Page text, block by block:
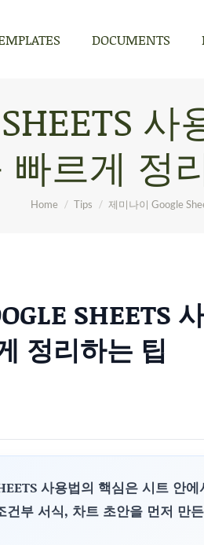
DOCUMENTS
빠르게 정
You are here:
Home Tips 제미나이 Google
SHEETS
정리하는 팁
사용법의 핵심은 시트 안
건부 서식, 차트 초안을 먼저 만